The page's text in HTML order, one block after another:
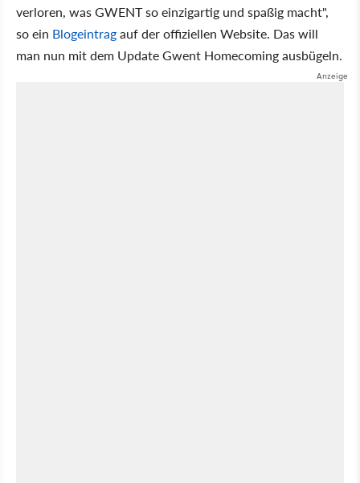
verloren, was GWENT so einzigartig und spaßig macht",
so ein Blogeintragauf der offiziellen Website. Das will
man nun mit dem Update Gwent Homecoming ausbügeln.